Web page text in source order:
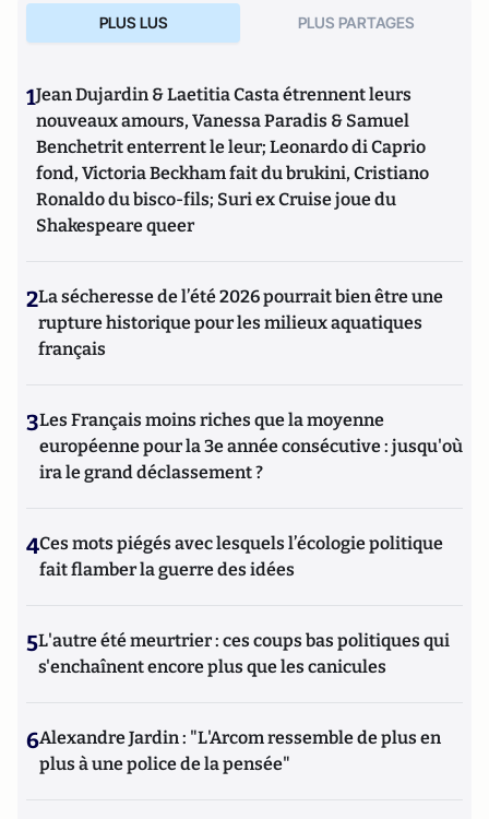
PLUS LUS PLUS PARTAGES
1Jean Dujardin & Laetitia Casta étrennent leurs
nouveaux amours, Vanessa Paradis & Samuel
Benchetrit enterrent le leur; Leonardo di Caprio
fond, Victoria Beckham fait du brukini, Cristiano
Ronaldo du bisco-fils; Suri ex Cruise joue du
Shakespeare queer
2La sécheresse de l’été 2026 pourrait bien être une
rupture historique pour les milieux aquatiques
français
3Les Français moins riches que la moyenne
européenne pour la 3e année consécutive : jusqu'où
ira le grand déclassement ?
4Ces mots piégés avec lesquels l’écologie politique
fait flamber la guerre des idées
5L'autre été meurtrier : ces coups bas politiques qui
s'enchaînent encore plus que les canicules
6Alexandre Jardin : "L'Arcom ressemble de plus en
plus à une police de la pensée"